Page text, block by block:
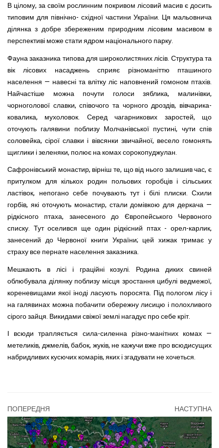
В цілому, за своїм рослинним покривом лісовий масив є досить
типовим для північно- східної частини України. Ця мальовнича
ділянка з добре збереженим природним лісовим масивом в
перспективі може стати ядром національного парку.
Фауна заказника типова для широколистяних лісів. Структура та
вік лісових насаджень сприяє різноманіттю пташиного
населення — навесні та влітку ліс наповнений гомоном птахів.
Найчастіше можна почути голоси зяблика, малинівки,
чорноголової славки, співочого та чорного дроздів, вівчарика-
ковалика, мухоловок. Серед чагарникових заростей, що
оточують галявини поблизу Молчанівської пустині, чути спів
соловейка, сірої славки і вівсянки звичайної, весело гомонять
щиглики і зеленяки, полює на комах сорокопуджулан.
Сафронівський монастир, вірніш те, що від нього залишив час, є
притулком для кількох родин польових горобців і сільських
ластівок, непогано себе почувають тут і білі плиски. Схили
горбів, які оточують монастир, стали домівкою для деркача —
рідкісного птаха, занесеного до Європейського Червоного
списку. Тут оселився ще один рідкісний птах - орел-карлик,
занесений до Червоної книги України; цей хижак тримає у
страху все пернате населення заказника.
Мешкають в лісі і граційні козулі. Родина диких свиней
облюбувала ділянку поблизу місця зростання цибулі ведмежої,
кореневищами якої іноді ласують поросята. Під пологом лісу і
на галявинах можна побачити обережну лисицю і полохливого
сірого зайця. Викидами свіжої землі нагадує про себе кріт.
І всюди трапляється сила-силенна різно-манітних комах —
метеликів, джмелів, бабок, жуків, не кажучи вже про всюдисущих
набридливих кусючих комарів, яких і згадувати не хочеться.
ПОПЕРЕДНЯ НАСТУПНА